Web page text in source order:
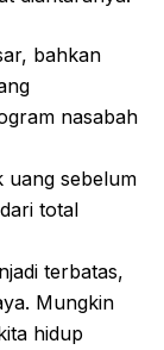
bahkan
nasabah
uang sebelum
total
terbatas,
Mungkin
hidup